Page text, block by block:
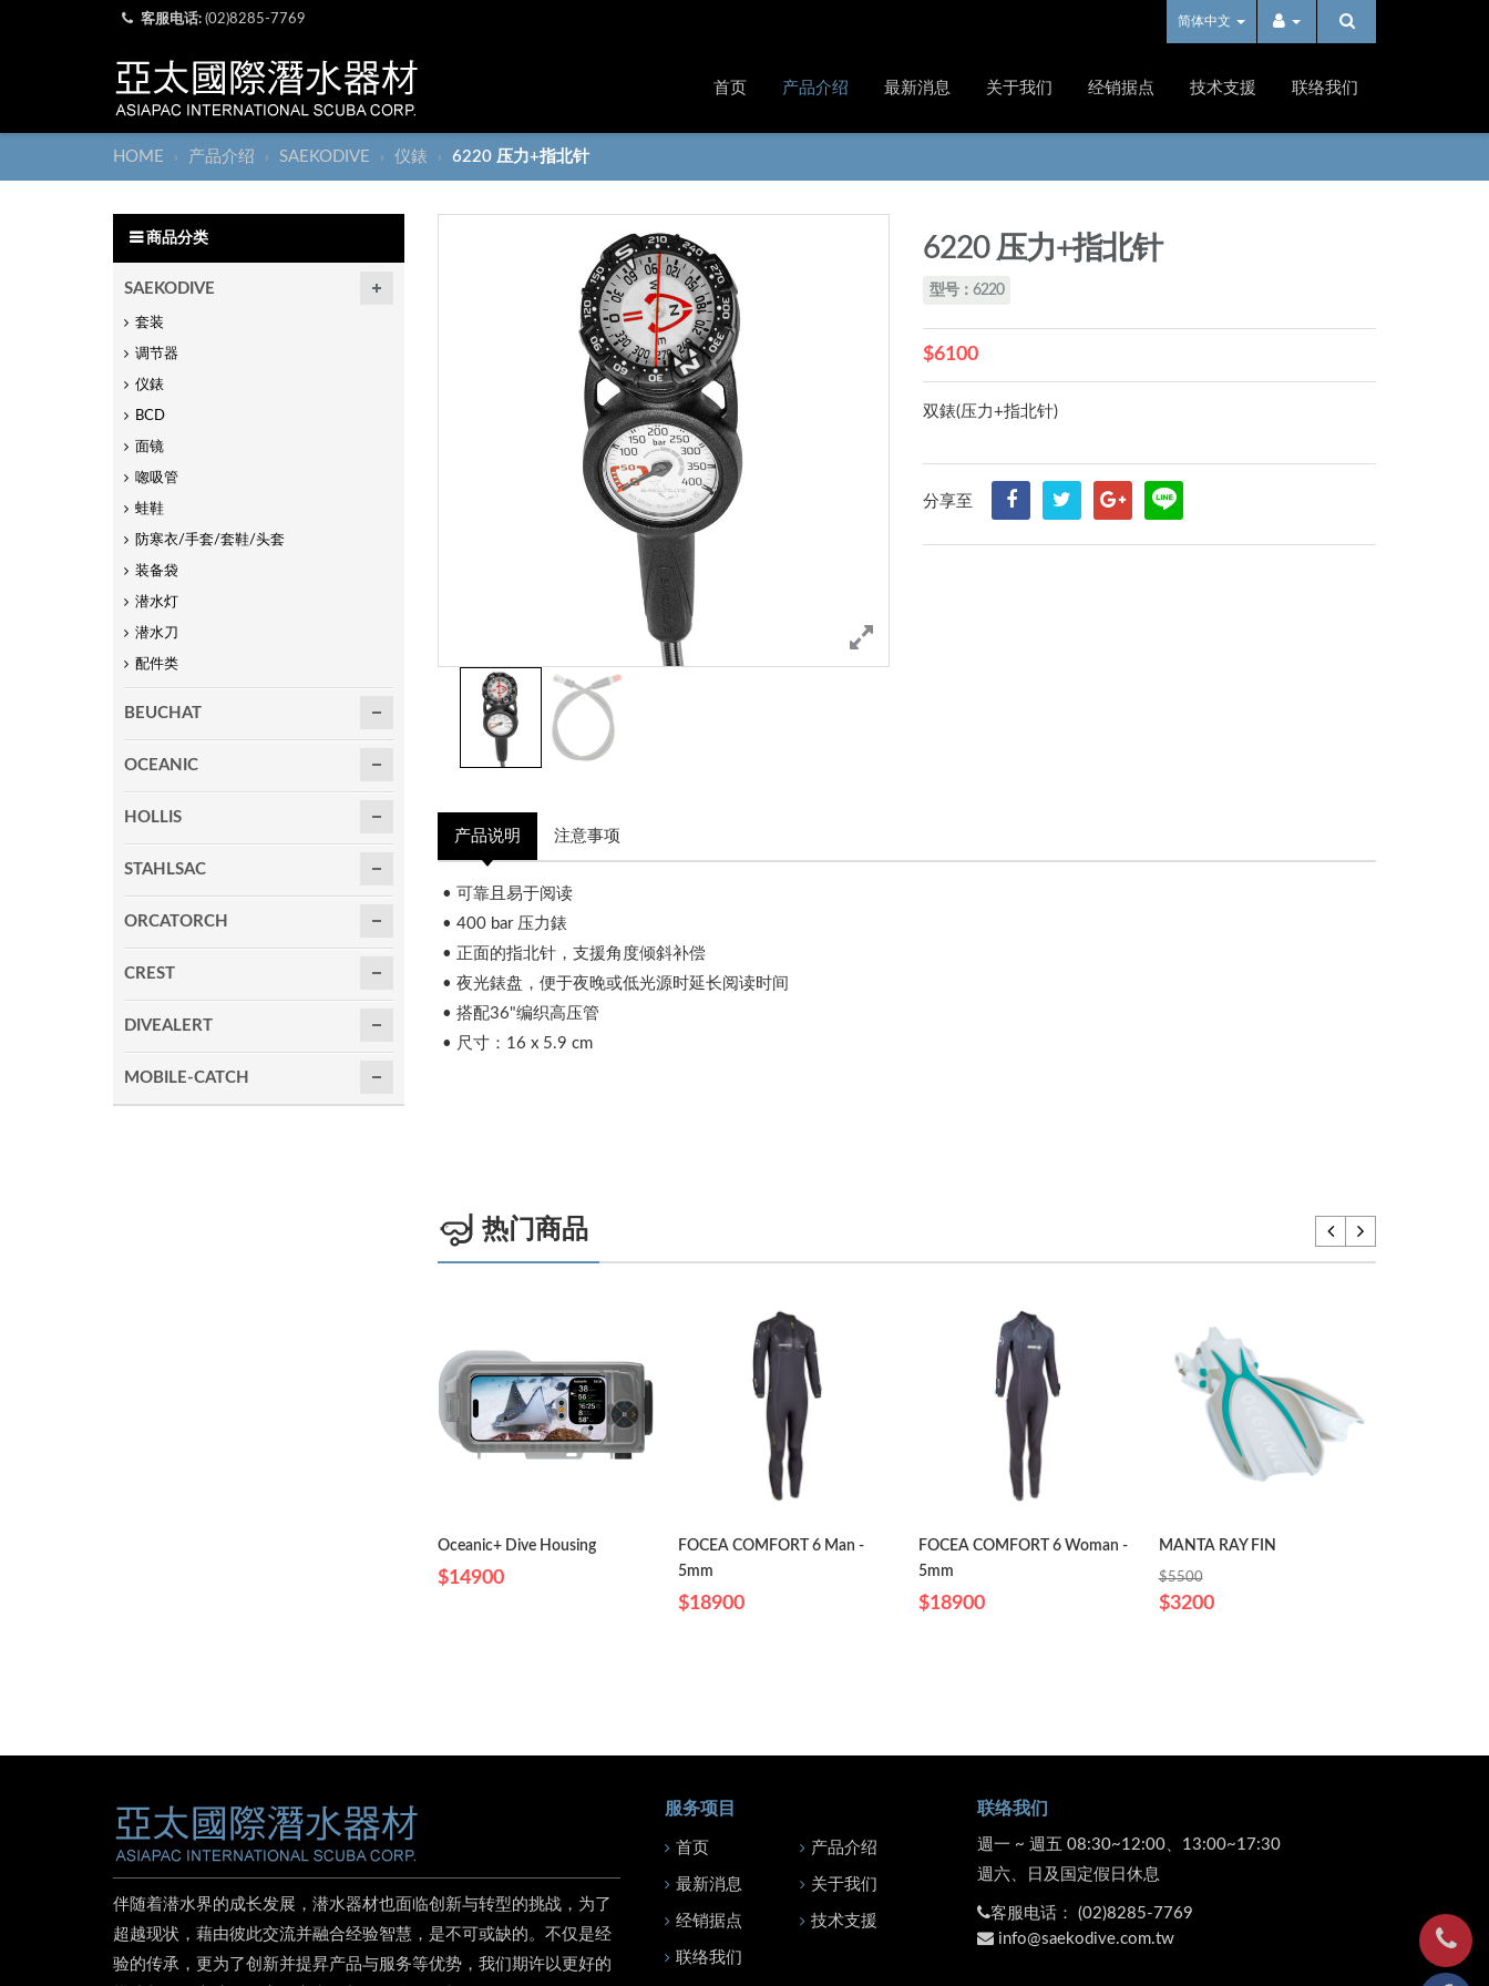
客服电话: (02)8285-7769 简体中文
首页 产品介绍 最新消息 关于我们 经销据点 技术支援 联络我们
HOME › 产品介绍 › SAEKODIVE › 仪錶 › 6220 压力+指北针
6220 压力+指北针
型号：6220
$6100
双錶(压力+指北针)
分享至
产品说明 注意事项
• 可靠且易于阅读
• 400 bar 压力錶
• 正面的指北针，支援角度倾斜补偿
• 夜光錶盘，便于夜晚或低光源时延长阅读时间
• 搭配36"编织高压管
• 尺寸：16 x 5.9 cm
热门商品
Oceanic+ Dive Housing
$14900
FOCEA COMFORT 6 Man -
5mm
$18900
FOCEA COMFORT 6 Woman -
5mm
$18900
MANTA RAY FIN
$5500
$3200
商品分类
SAEKODIVE
套装
调节器
仪錶
BCD
面镜
唿吸管
蛙鞋
防寒衣/手套/套鞋/头套
装备袋
潜水灯
潜水刀
配件类
BEUCHAT
OCEANIC
HOLLIS
STAHLSAC
ORCATORCH
CREST
DIVEALERT
MOBILE-CATCH
伴随着潜水界的成长发展，潜水器材也面临创新与转型的挑战，为了
超越现状，藉由彼此交流并融合经验智慧，是不可或缺的。不仅是经
验的传承，更为了创新并提昇产品与服务等优势，我们期许以更好的
服务项目
首页 产品介绍
最新消息 关于我们
经销据点 技术支援
联络我们
联络我们
週一 ~ 週五 08:30~12:00、13:00~17:30
週六、日及国定假日休息
客服电话： (02)8285-7769
info@saekodive.com.tw